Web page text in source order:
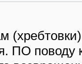
ПО